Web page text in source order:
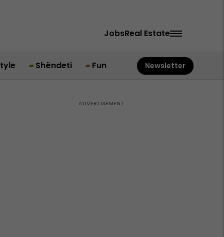
JobsReal Estate
Shëndeti Fun Newsletter